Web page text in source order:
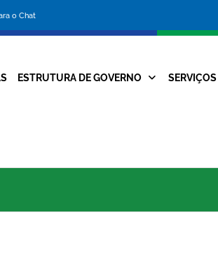
o Chat
da
Prefeitura
Horizonte
Navegação
ESTRUTURA DE GOVERNO SERVIÇOS